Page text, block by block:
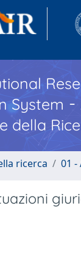
System -
della
ricerca 01